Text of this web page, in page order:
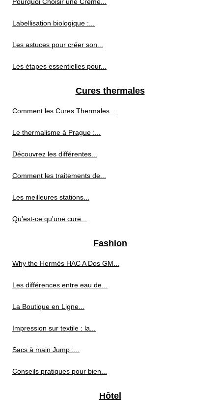
Pourquoi Choisir une Crème...
Labellisation biologique :...
Les astuces pour créer son...
Les étapes essentielles pour...
Cures thermales
Comment les Cures Thermales...
Le thermalisme à Prague :...
Découvrez les différentes...
Comment les traitements de...
Les meilleures stations...
Qu'est-ce qu'une cure...
Fashion
Why the Hermès HAC A Dos GM...
Les différences entre eau de...
La Boutique en Ligne...
Impression sur textile : la...
Sacs à main Jump :...
Conseils pratiques pour bien...
Hôtel